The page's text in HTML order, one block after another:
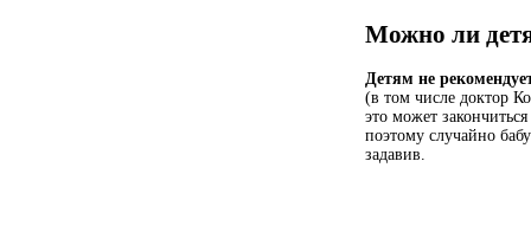
Можно ли
Детям не
(в том числе доктор
это может
поэтому случайно
задавив.